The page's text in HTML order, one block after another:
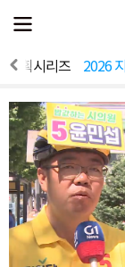
전
체
뉴
열
기획시리즈 2026